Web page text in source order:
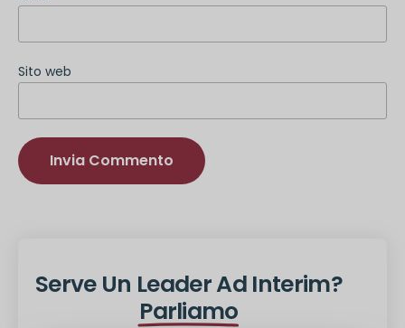
Sito web
Serve Un Leader Ad Interim?
Parliamo